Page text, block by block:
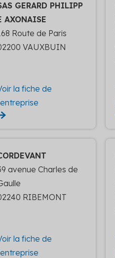
GERARD PHILIPP
AXONAISE
Route de Paris
VAUXBUIN
la fiche de
avenue Charles de
RIBEMONT
la fiche de